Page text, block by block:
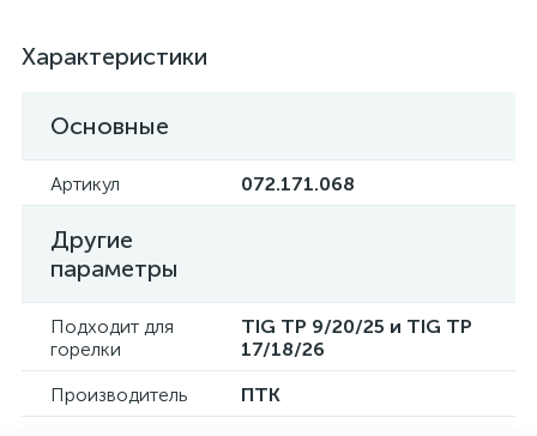
Характеристики
Основные
Артикул 072.171.068
Другие
параметры
Подходит для
горелки
TIG TP 9/20/25 и TIG TP
17/18/26
Производитель
ПТК